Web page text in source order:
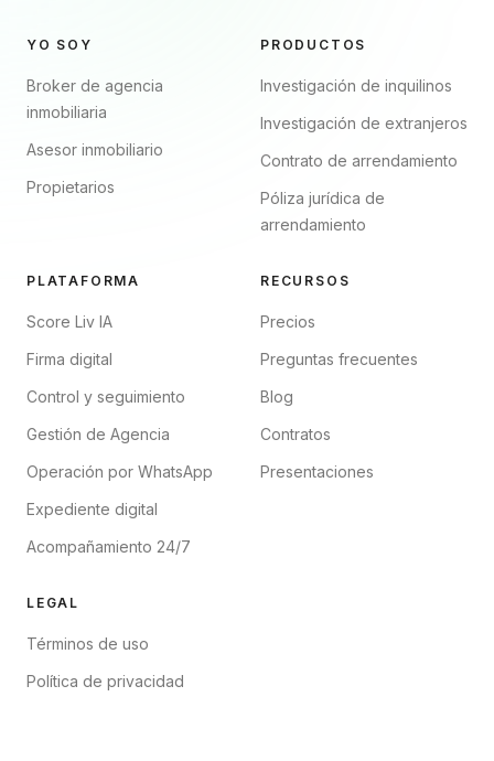
YO SOY
Broker de agencia
inmobiliaria
Asesor inmobiliario
Propietarios
PRODUCTOS
Investigación de inquilinos
Investigación de extranjeros
Contrato de arrendamiento
Póliza jurídica de
arrendamiento
PLATAFORMA
Score Liv IA
Firma digital
Control y seguimiento
Gestión de Agencia
Operación por WhatsApp
Expediente digital
Acompañamiento 24/7
RECURSOS
Precios
Preguntas frecuentes
Blog
Contratos
Presentaciones
LEGAL
Términos de uso
Política de privacidad